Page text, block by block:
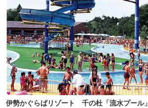
伊勢かぐらばリゾート 千の杜「流水プール」